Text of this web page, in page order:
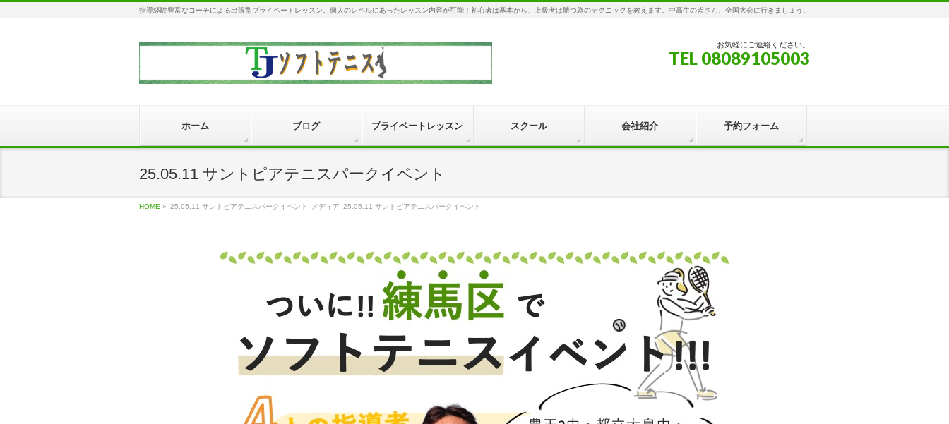
指導経験豊富なコーチによる出張型プライベートレッスン。個人のレベルにあったレッスン内容が可能！初心者は基本から、上級者は勝つ為のテクニックを教えます。中高生の皆さん、全国大会に行きましょう。
お気軽にご連絡ください。
TEL 08089105003
ホーム ブログ プライベートレッスン スクール 会社紹介 予約フォーム
25.05.11 サントピアテニスパークイベント
HOME » 25.05.11 サントピアテニスパークイベント メディア 25.05.11 サントピアテニスパークイベント